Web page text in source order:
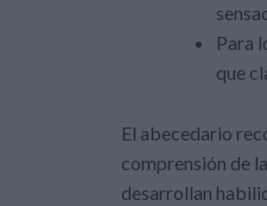
Para
que
El abecedario
comprensión de
desarrollan